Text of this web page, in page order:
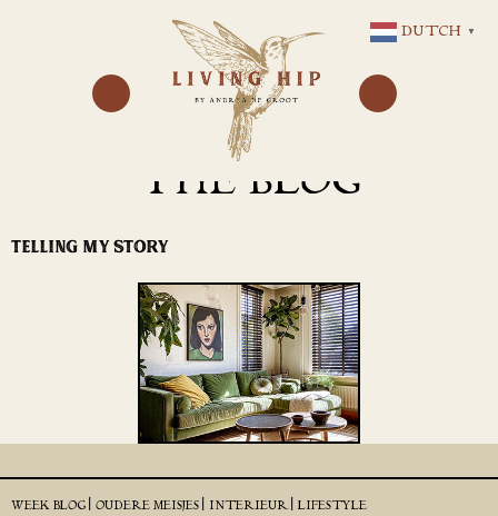
NAAR
DE
INHOUD
THE BLOG
TELLING MY STORY
WEEK BLOG | OUDERE MEISJES | INTERIEUR | LIFESTYLE
DUTCH ▼